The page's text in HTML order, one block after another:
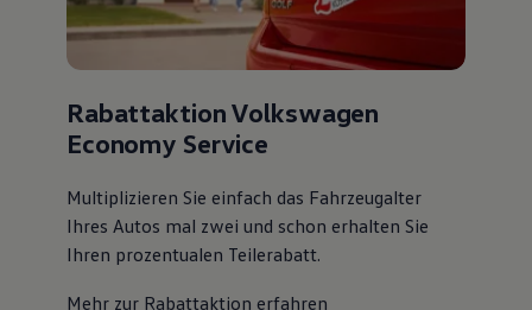
Rabattaktion Volkswagen
Economy Service
Multiplizieren Sie einfach das Fahrzeugalter
Ihres Autos mal zwei und schon erhalten Sie
Ihren prozentualen Teilerabatt.
Mehr zur Rabattaktion erfahren